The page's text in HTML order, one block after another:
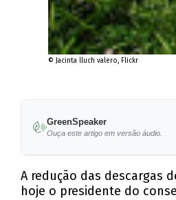
© Jacinta lluch valero, Flickr
GreenSpeaker
Ouça este artigo em versão áudio.
A redução das descargas
hoje o presidente do